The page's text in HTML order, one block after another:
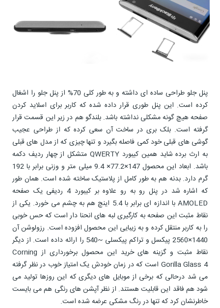
پنل جلو طراحی ساده ای داشته و به طور کلی 70% از پنل جلو را اشغال
کرده است. این پنل طوری قرار داده شده که کاربر برای اسلاید کردن
صفحه هیچ گونه مشکلی نداشته باشد. بلندگو هم در زیر این قسمت قرار
گرفته است. بلک بری در ساخت آن سعی کرده که از طراحی عجیب
گوشی های قبلی خود کمی فاصله بگیرد و تنها چیزی که از مدل های قبلی
به ارث برده شاید همین کیبورد QWERTY متشکل از چهار ردیف دکمه
باشد. ابعاد این محصول 147×77.2× 9.4 میلی متر و وزنی برابر با 192
گرم دارد. بدنه هم به طور کامل از پلاستیک ساخته شده است. همان طور
که اشاره شد در پنل رو به رو علاوه بر کیبورد 4 ردیفی یک صفحه
AMOLED با اندازه ای برابر با 5.4 اینچ هم به چشم می خورد. یکی از
نقاط مثبت این صفحه به کارگیری لبه های انحنا دار است که حس خوبی
را به کاربر منتقل کرده و به زیبایی این محصول افزوده است. رزولوشن آن
1440×2560 پیکسل و تراکم پیکسلی ~540 را ارائه داده است. از دیگر
نقاط مثبت و گزینه های خرید این محصول برخورداری از Corning
Gorilla Glass 4 است که در زمان خودش یک امتیاز خوب در نظر گرفته
می شد درحالی که برخی از موبایل های دیگری که این روزها تولید می
شود هم فاقد این قابلیت هستند. از نظر آپشن های رنگی هم می بایست
خاطرنشان کرد که تنها در رنگ مشکی عرضه شده است.